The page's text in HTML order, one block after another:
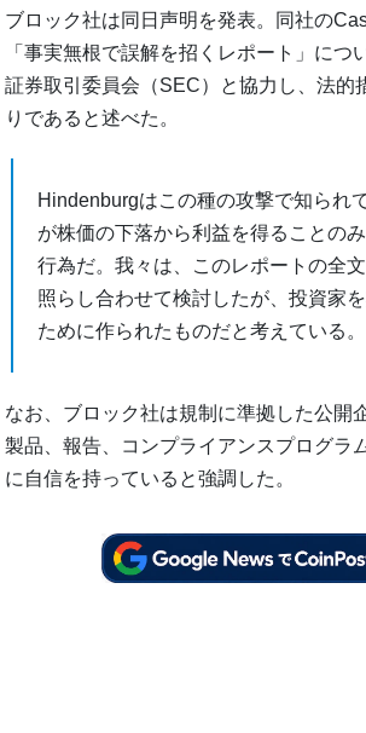
ブロック社は同日声明を発表。同社の
「事実無根で誤解を招くレポート」につ
証券取引委員会（SEC）と協力し、法的
りであると述べた。
Hindenburgはこの種の攻撃で知られ
が株価の下落から利益を得ることの
行為だ。我々は、このレポートの全
照らし合わせて検討したが、投資家
ために作られたものだと考えている。
なお、ブロック社は規制に準拠した公開
製品、報告、コンプライアンスプログラ
に自信を持っていると強調した。